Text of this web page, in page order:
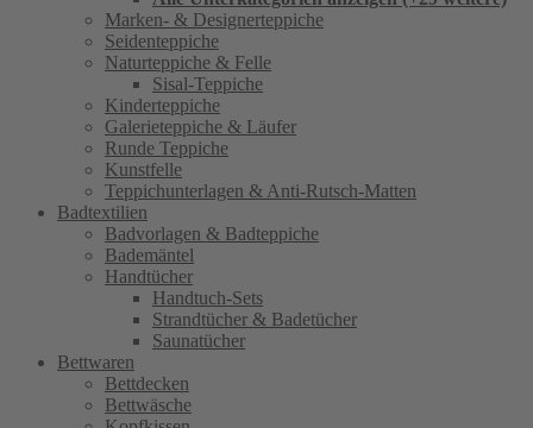
Marken- & Designerteppiche
Seidenteppiche
Naturteppiche & Felle
Sisal-Teppiche
Kinderteppiche
Galerieteppiche & Läufer
Runde Teppiche
Kunstfelle
Teppichunterlagen & Anti-Rutsch-Matten
Badtextilien
Badvorlagen & Badteppiche
Bademäntel
Handtücher
Handtuch-Sets
Strandtücher & Badetücher
Saunatücher
Bettwaren
Bettdecken
Bettwäsche